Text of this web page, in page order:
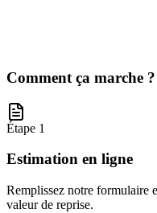
Comment ça marche ?
Étape 1
Estimation en ligne
Remplissez notre formulaire
valeur de reprise.